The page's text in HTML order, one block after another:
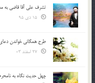
تشرف علي آقا قاضي به
طرح همگانی خواندن
چهل حدیث نگاه به